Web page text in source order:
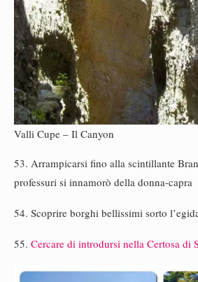
Valli Cupe – Il Canyon
53. Arrampicarsi fino alla scintillante
professuri si innamorò della donna-capra
54. Scoprire borghi bellissimi sorto
55. Cercare di introdursi nella Certosa di